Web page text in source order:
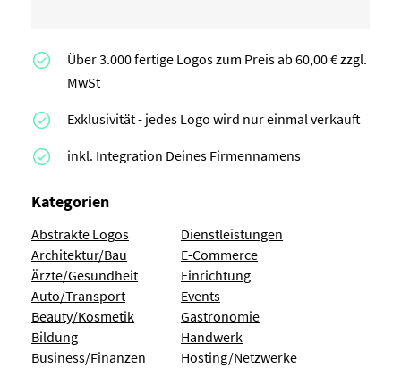
Über 3.000 fertige Logos zum Preis ab 60,00 € zzgl.
MwSt
Exklusivität - jedes Logo wird nur einmal verkauft
inkl. Integration Deines Firmennamens
Kategorien
Abstrakte Logos
Architektur/Bau
Ärzte/Gesundheit
Auto/Transport
Beauty/Kosmetik
Bildung
Business/Finanzen
Dienstleistungen
E-Commerce
Einrichtung
Events
Gastronomie
Handwerk
Hosting/Netzwerke